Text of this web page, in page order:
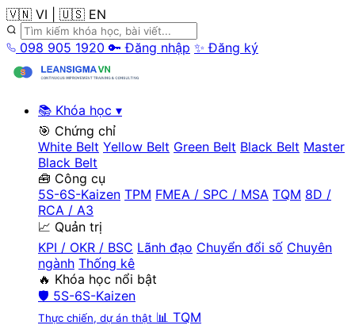
🇻🇳 VI 🇺🇸 EN
098 905 1920 🔑 Đăng nhập ✨ Đăng ký
📚 Khóa học ▾
🎯 Chứng chỉ
White Belt Yellow Belt Green Belt Black Belt Master
Black Belt
🧰 Công cụ
5S-6S-Kaizen TPM FMEA / SPC / MSA TQM 8D /
RCA / A3
📈 Quản trị
KPI / OKR / BSC Lãnh đạo Chuyển đổi số Chuyên
ngành Thống kê
🔥 Khóa học nổi bật
🛡️ 5S-6S-Kaizen
Thực chiến, dự án thật 📊 TQM